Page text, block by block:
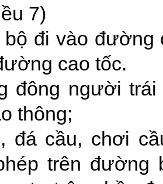
7)
đi vào đường
cao tốc.
đông người
thông;
đá cầu, chơi
trên đường